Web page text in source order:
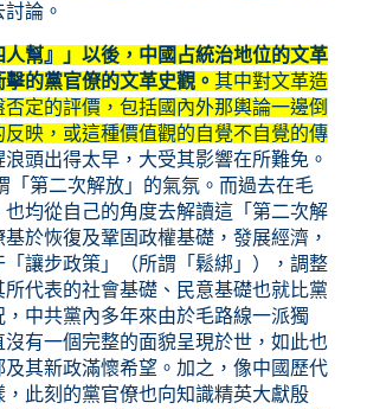
論。
人幫』」以後，中國占統治地位的文革
的黨官僚的文革史觀。 其中對文革造
定的評價，包括國內外那輿論一邊倒
映，或這種價值觀的自覺不自覺的傳
頭出得太早，大受其影響在所難免。
「第二次解放」的氣氛。而過去在毛
均從自己的角度去解讀這「第二次解
於恢復及鞏固政權基礎，發展經濟，
讓步政策」（所謂「鬆綁」），調整
代表的社會基礎、民意基礎也就比黨
中共黨內多年來由於毛路線一派獨
有一個完整的面貌呈現於世，如此也
其新政滿懷希望。加之，像中國歷代
此刻的黨官僚也向知識精英大獻殷